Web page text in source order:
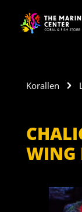
springen
Korallen
WING